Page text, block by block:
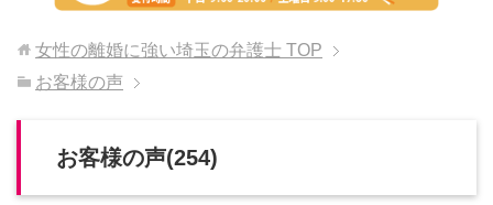
女性の離婚に強い埼玉の弁護士 TOP
お客様の声
お客様の声(254)